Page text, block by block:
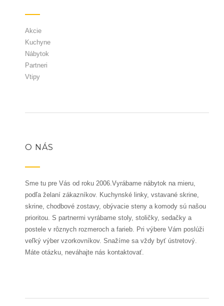
Akcie
Kuchyne
Nábytok
Partneri
Vtipy
O NÁS
Sme tu pre Vás od roku 2006.Vyrábame nábytok na mieru,
podľa želaní zákazníkov. Kuchynské linky, vstavané skrine,
skrine, chodbové zostavy, obývacie steny a komody sú našou
prioritou. S partnermi vyrábame stoly, stoličky, sedačky a
postele v rôznych rozmeroch a farieb. Pri výbere Vám poslúži
veľký výber vzorkovníkov. Snažíme sa vždy byť ústretový.
Máte otázku, neváhajte nás kontaktovať.